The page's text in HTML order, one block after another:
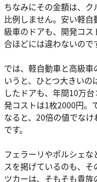
ちなみにその金額は、
比例しません。安い軽
級車のドアも、開発コ
合ほどには違わないので
では、軽自動車と高級
いうと、ひとつ大きい
したドアも、年間10万
発コストは1枚2000円。
なると、20倍の値でな
です。
フェラーリやポルシェ
スを掲げているのも、
ツカーは、そもそも貴